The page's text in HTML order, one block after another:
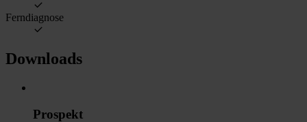
Ferndiagnose
Downloads
Prospekt